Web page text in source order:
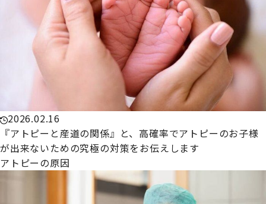
2026.02.16
『アトピーと産道の関係』と、高確率でアトピーのお子様
が出来ないための究極の対策をお伝えします
アトピーの原因